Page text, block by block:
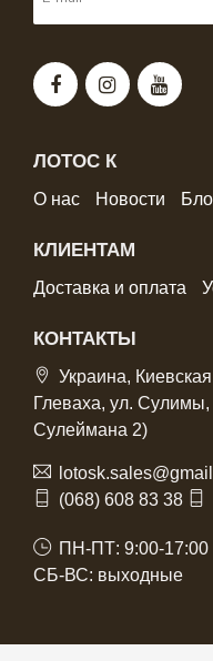
ЛОТОС К
О нас Новости
КЛИЕНТАМ
Доставка и оплата
КОНТАКТЫ
Украина,
Глеваха, ул. Сулимы,
Сулеймана 2)
(068) 608 83 38
ПН-ПТ: 9:00-17:00
СБ-ВС: выходные